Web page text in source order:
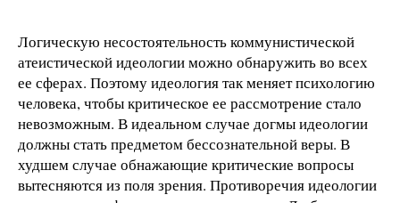
Логическую несостоятельность коммунистической
атеистической идеологии можно обнаружить во всех
ее сферах. Поэтому идеология так меняет психологию
человека, чтобы критическое ее рассмотрение стало
невозможным. В идеальном случае догмы идеологии
должны стать предметом бессознательной веры. В
худшем случае обнажающие критические вопросы
вытесняются из поля зрения. Противоречия идеологии